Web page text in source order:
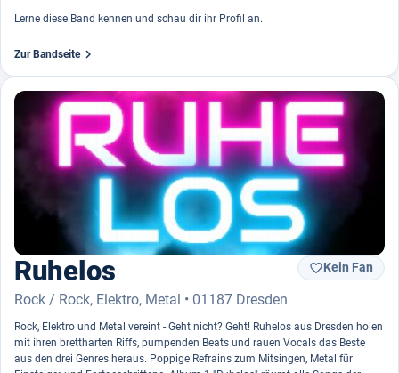
Lerne diese Band kennen und schau dir ihr Profil an.
Zur Bandseite
Ruhelos
Rock / Rock, Elektro, Metal • 01187 Dresden
Kein Fan
Rock, Elektro und Metal vereint - Geht nicht? Geht! Ruhelos aus Dresden holen
mit ihren brettharten Riffs, pumpenden Beats und rauen Vocals das Beste
aus den drei Genres heraus. Poppige Refrains zum Mitsingen, Metal für